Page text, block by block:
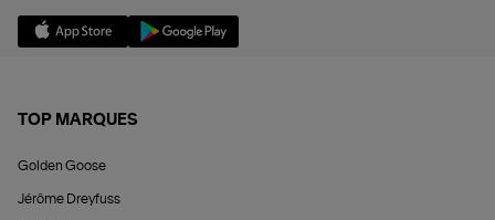
TOP MARQUES
Golden Goose
Jérôme Dreyfuss